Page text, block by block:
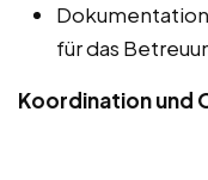
für das
Koordination und